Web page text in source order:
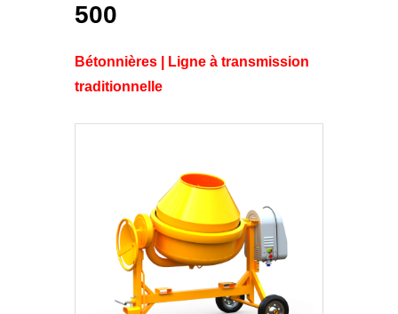
500
Bétonnières | Ligne à transmission
traditionnelle